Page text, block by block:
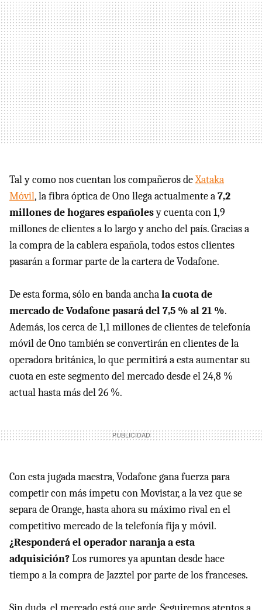
Tal y como nos cuentan los compañeros deXataka
Móvil, la fibra óptica de Ono llega actualmente a7,2
millones de hogares españolesy cuenta con 1,9
millones de clientes a lo largo y ancho del país. Gracias a
la compra de la cablera española, todos estos clientes
pasarán a formar parte de la cartera de Vodafone.
De esta forma, sólo en banda anchala cuota de
mercado de Vodafone pasará del 7,5 % al 21 %.
Además, los cerca de 1,1 millones de clientes de telefonía
móvil de Ono también se convertirán en clientes de la
operadora británica, lo que permitirá a esta aumentar su
cuota en este segmento del mercado desde el 24,8 %
actual hasta más del 26 %.
Con esta jugada maestra, Vodafone gana fuerza para
competir con más ímpetu con Movistar, a la vez que se
separa de Orange, hasta ahora su máximo rival en el
competitivo mercado de la telefonía fija y móvil.
¿Responderá el operador naranja a esta
adquisición?Los rumores ya apuntan desde hace
tiempo a la compra de Jazztel por parte de los franceses.